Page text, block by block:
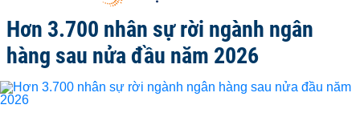
Hơn 3.700 nhân sự rời ngành ngân
hàng sau nửa đầu năm 2026